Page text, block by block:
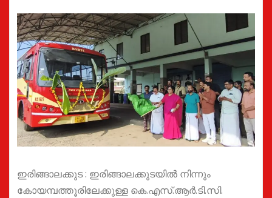
ഇരിങ്ങാലക്കുട : ഇരിങ്ങാലക്കുടയിൽ നിന്നും
കോയമ്പത്തൂരിലേക്കുള്ള കെ.എസ്.ആർ.ടി.സി.